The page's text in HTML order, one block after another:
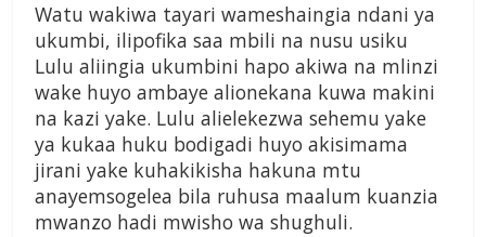
Watu wakiwa tayari wameshaingia ndani ya
ukumbi, ilipofika saa mbili na nusu usiku
Lulu aliingia ukumbini hapo akiwa na mlinzi
wake huyo ambaye alionekana kuwa makini
na kazi yake. Lulu alielekezwa sehemu yake
ya kukaa huku bodigadi huyo akisimama
jirani yake kuhakikisha hakuna mtu
anayemsogelea bila ruhusa maalum kuanzia
mwanzo hadi mwisho wa shughuli.